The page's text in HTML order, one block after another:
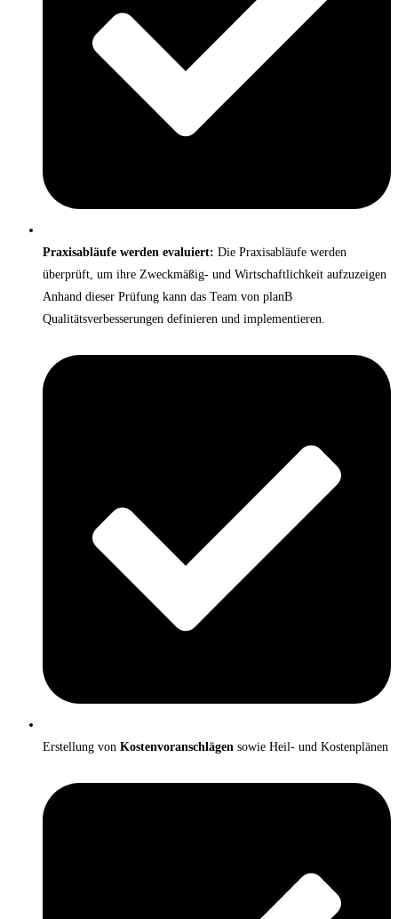
Praxisabläufe werden evaluiert: Die Praxisabläufe werden
überprüft, um ihre Zweckmäßig- und Wirtschaftlichkeit aufzuzeigen
Anhand dieser Prüfung kann das Team von planB
Qualitätsverbesserungen definieren und implementieren.
Erstellung von Kostenvoranschlägen sowie Heil- und Kostenplänen